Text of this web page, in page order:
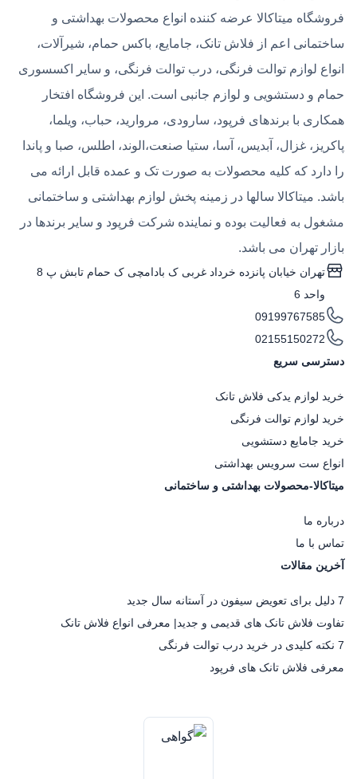
فروشگاه میتاکالا عرضه کننده انواع محصولات بهداشتی و
ساختمانی اعم از فلاش تانک، جامایع، باکس حمام، شیرآلات،
انواع لوازم توالت فرنگی، درب توالت فرنگی، و سایر اکسسوری
حمام و دستشویی و لوازم جانبی است. این فروشگاه افتخار
همکاری با برندهای فرپود، سارودی، مروارید، حباب، ویلما،
پاکریز، غزال، آبدیس، آسا، ستیا صنعت،الوند، اطلس، صبا و پاندا
را دارد که کلیه محصولات به صورت تک و عمده قابل ارائه می
باشد. میتاکالا سالها در زمینه پخش لوازم بهداشتی و ساختمانی
مشغول به فعالیت بوده و نماینده شرکت فرپود و سایر برندها در
بازار تهران می باشد.
تهران خیابان پانزده خرداد غربی ک بادامچی ک حمام تابش پ 8
واحد 6
09199767585
02155150272
دسترسی سریع
خرید لوازم یدکی فلاش تانک
خرید لوازم توالت فرنگی
خرید جامایع دستشویی
انواع ست سرویس بهداشتی
میتاکالا-محصولات بهداشتی و ساختمانی
درباره ما
تماس با ما
آخرین مقالات
7 دلیل برای تعویض سیفون در آستانه سال جدید
تفاوت فلاش تانک های قدیمی و جدید| معرفی انواع فلاش تانک
7 نکته کلیدی در خرید درب توالت فرنگی
معرفی فلاش تانک های فرپود